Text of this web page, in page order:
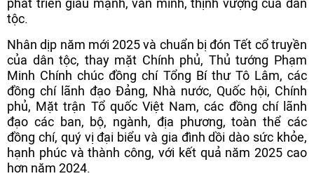
phát triển giàu mạnh, văn minh, thịnh vượng của dân
tộc.
Nhân dịp năm mới 2025 và chuẩn bị đón Tết cổ truyền
của dân tộc, thay mặt Chính phủ, Thủ tướng Phạm
Minh Chính chúc đồng chí Tổng Bí thư Tô Lâm, các
đồng chí lãnh đạo Đảng, Nhà nước, Quốc hội, Chính
phủ, Mặt trận Tổ quốc Việt Nam, các đồng chí lãnh
đạo các ban, bộ, ngành, địa phương, toàn thể các
đồng chí, quý vị đại biểu và gia đình dồi dào sức khỏe,
hạnh phúc và thành công, với kết quả năm 2025 cao
hơn năm 2024.